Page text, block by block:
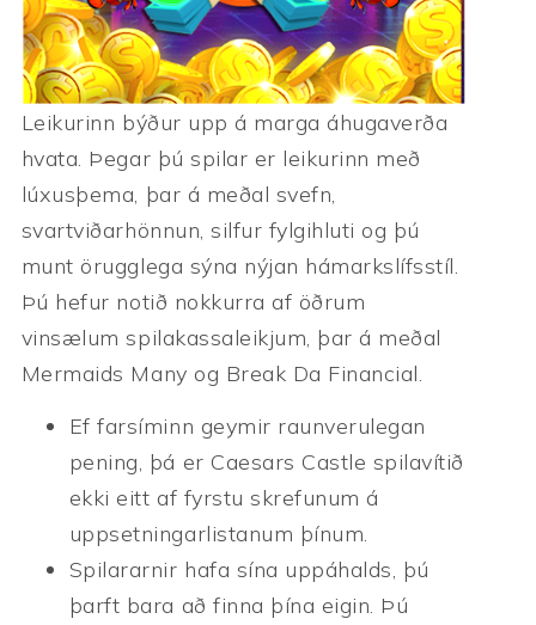
Leikurinn býður upp á marga áhugaverða
hvata. Þegar þú spilar er leikurinn með
lúxusþema, þar á meðal svefn,
svartviðarhönnun, silfur fylgihluti og þú
munt örugglega sýna nýjan hámarkslífsstíl.
Þú hefur notið nokkurra af öðrum
vinsælum spilakassaleikjum, þar á meðal
Mermaids Many og Break Da Financial.
Ef farsíminn geymir raunverulegan
pening, þá er Caesars Castle spilavítið
ekki eitt af fyrstu skrefunum á
uppsetningarlistanum þínum.
Spilararnir hafa sína uppáhalds, þú
þarft bara að finna þína eigin. Þú